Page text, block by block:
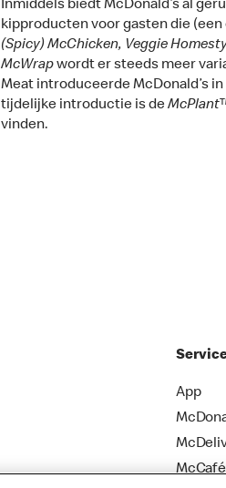
Inmiddels biedt McDonald’s al
kipproducten voor gasten die
(Spicy) McChicken, Veggie
McWrapwordt er steeds meer
Meat introduceerde McDonald’s in
tijdelijke introductie is de
vinden.
App
McCafé